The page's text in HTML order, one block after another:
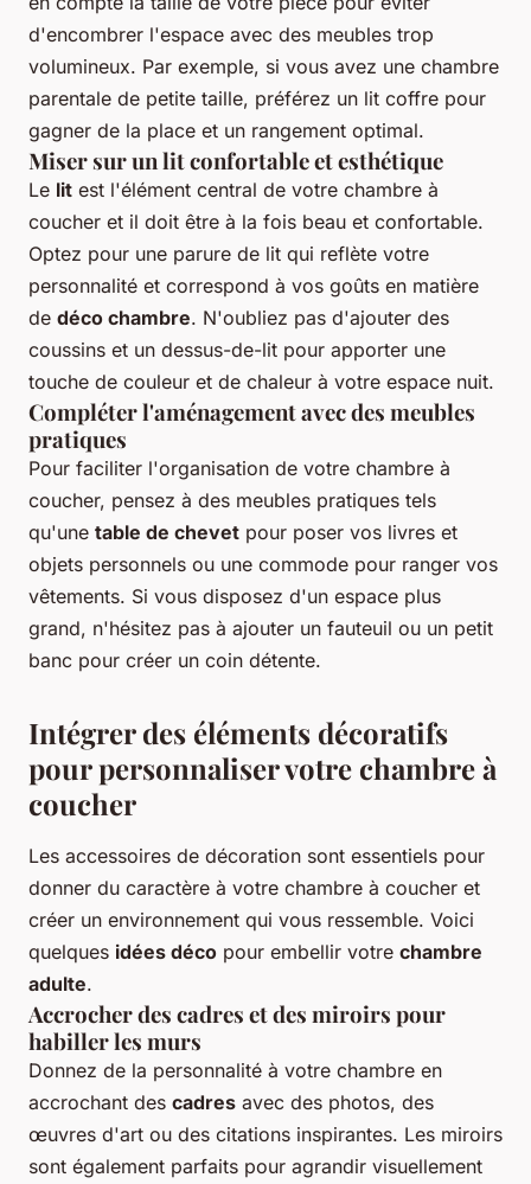
d'encombrer l'espace avec des meubles trop
volumineux. Par exemple, si vous avez une chambre
parentale de petite taille, préférez un lit coffre pour
gagner de la place et un rangement optimal.
Miser sur un lit confortable et esthétique
Le lit est l'élément central de votre chambre à
coucher et il doit être à la fois beau et confortable.
Optez pour une parure de lit qui reflète votre
personnalité et correspond à vos goûts en matière
de déco chambre. N'oubliez pas d'ajouter des
coussins et un dessus-de-lit pour apporter une
touche de couleur et de chaleur à votre espace nuit.
Compléter l'aménagement avec des meubles
pratiques
Pour faciliter l'organisation de votre chambre à
coucher, pensez à des meubles pratiques tels
qu'une table de chevet pour poser vos livres et
objets personnels ou une commode pour ranger vos
vêtements. Si vous disposez d'un espace plus
grand, n'hésitez pas à ajouter un fauteuil ou un petit
banc pour créer un coin détente.
Intégrer des éléments décoratifs
pour personnaliser votre chambre à
coucher
Les accessoires de décoration sont essentiels pour
donner du caractère à votre chambre à coucher et
créer un environnement qui vous ressemble. Voici
quelques idées déco pour embellir votre chambre
adulte.
Accrocher des cadres et des miroirs pour
habiller les murs
Donnez de la personnalité à votre chambre en
accrochant des cadres avec des photos, des
œuvres d'art ou des citations inspirantes. Les miroirs
sont également parfaits pour agrandir visuellement